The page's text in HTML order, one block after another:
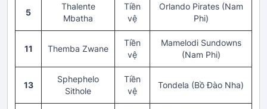
5
Thalente
Mbatha
Tiền
vệ
Orlando Pirates (Nam
Phi)
11 Themba Zwane
Tiền
vệ
Mamelodi Sundowns
(Nam Phi)
13
Sphephelo
Sithole
Tiền
vệ
Tondela (Bồ Đào Nha)